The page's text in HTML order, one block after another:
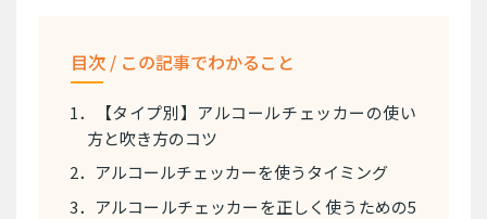
目次 / この記事でわかること
1．【タイプ別】アルコールチェッカーの使い
方と吹き方のコツ
2．アルコールチェッカーを使うタイミング
3．アルコールチェッカーを正しく使うための5